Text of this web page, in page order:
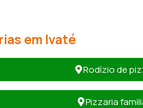
em Ivaté
Rodízio de
Pizzaria